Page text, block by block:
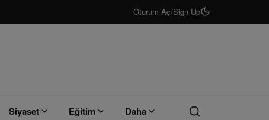
Oturum Aç/Sign Up
Siyaset Eğitim Daha